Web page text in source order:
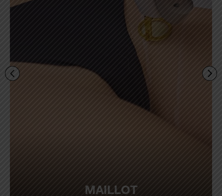
MAILLOT